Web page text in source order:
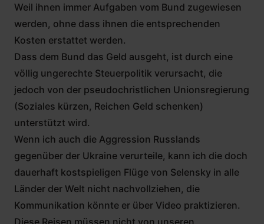
Weil ihnen immer Aufgaben vom Bund zugewiesen
werden, ohne dass ihnen die entsprechenden
Kosten erstattet werden.
Dass dem Bund das Geld ausgeht, ist durch eine
völlig ungerechte Steuerpolitik verursacht, die
jedoch von der pseudochristlichen Unionsregierung
(Soziales kürzen, Reichen Geld schenken)
unterstützt wird.
Wenn ich auch die Aggression Russlands
gegenüber der Ukraine verurteile, kann ich die doch
dauerhaft kostspieligen Flüge von Selensky in alle
Länder der Welt nicht nachvollziehen, die
Kommunikation könnte er über Video praktizieren.
Diese Reisen müssen nicht von unseren